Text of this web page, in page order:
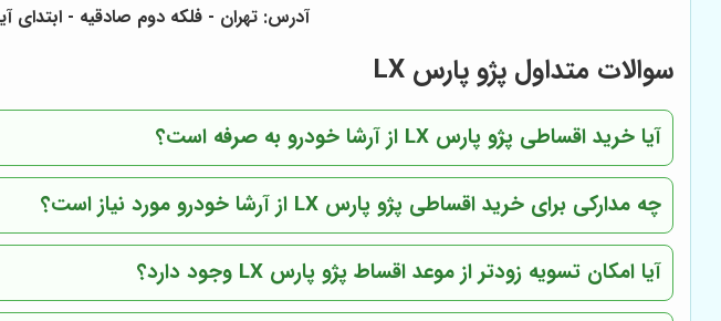
آدرس: تهران - فلکه دوم صادقیه - ابتدای آیت
سوالات متداول پژو پارس LX
آیا خرید اقساطی پژو پارس LX از آرشا خودرو به صرفه است؟
چه مدارکی برای خرید اقساطی پژو پارس LX از آرشا خودرو مورد نیاز است؟
آیا امکان تسویه زودتر از موعد اقساط پژو پارس LX وجود دارد؟